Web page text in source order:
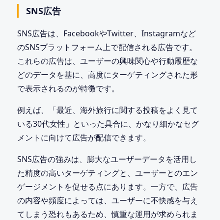
SNS広告
SNS広告は、FacebookやTwitter、Instagramなど
のSNSプラットフォーム上で配信される広告です。
これらの広告は、ユーザーの興味関心や行動履歴な
どのデータを基に、高度にターゲティングされた形
で表示されるのが特徴です。
例えば、「最近、海外旅行に関する投稿をよく見て
いる30代女性」といった具合に、かなり細かなセグ
メントに向けて広告が配信できます。
SNS広告の強みは、膨大なユーザーデータを活用し
た精度の高いターゲティングと、ユーザーとのエン
ゲージメントを促せる点にあります。一方で、広告
の内容や頻度によっては、ユーザーに不快感を与え
てしまう恐れもあるため、慎重な運用が求められま